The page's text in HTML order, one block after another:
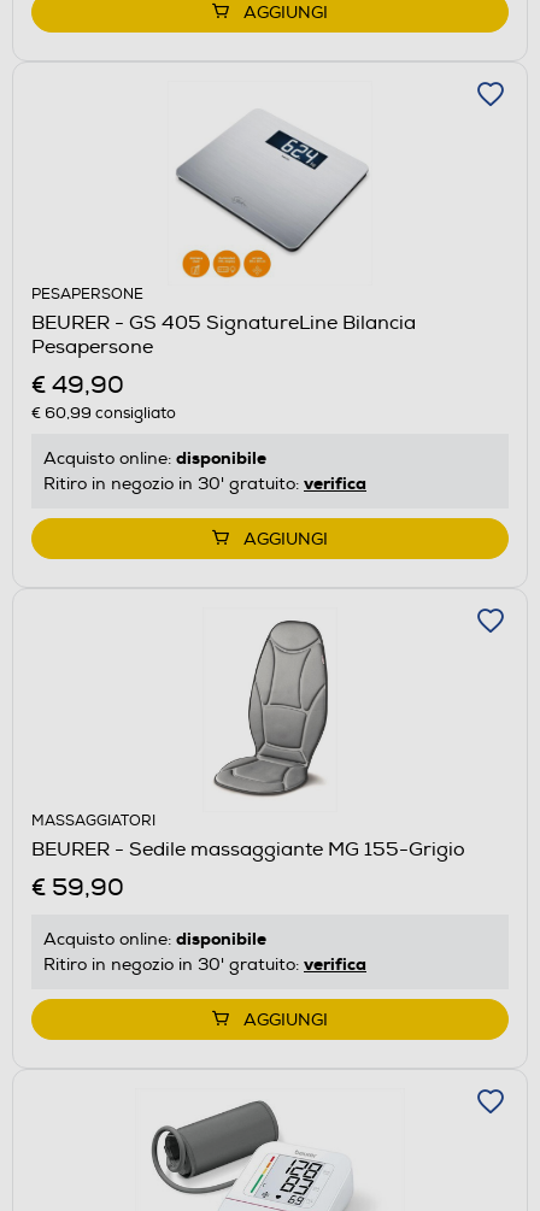
AGGIUNGI
PESAPERSONE
BEURER - GS 405 SignatureLine Bilancia
Pesapersone
€ 49,90
€ 60,99 consigliato
Acquisto online: disponibile
Ritiro in negozio in 30' gratuito: verifica
AGGIUNGI
MASSAGGIATORI
BEURER - Sedile massaggiante MG 155-Grigio
€ 59,90
Acquisto online: disponibile
Ritiro in negozio in 30' gratuito: verifica
AGGIUNGI